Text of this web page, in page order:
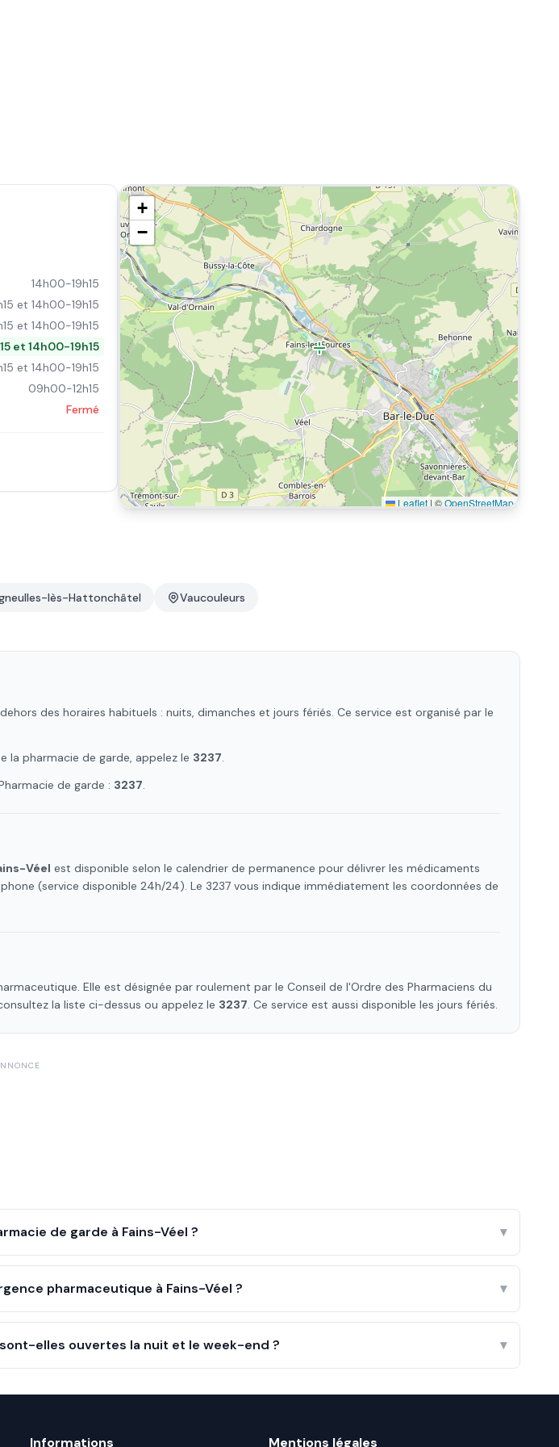
14h00-19h15
et 14h00-19h15
et 14h00-19h15
et 14h00-19h15
et 14h00-19h15
09h00-12h15
Fermé
+
−
Leaflet | ©OpenStreetMap
lès-Hattonchâtel Vaucouleurs
des horaires habituels : nuits, dimanches et jours fériés. Ce service est organisé par le
la pharmacie de garde, appelez le 3237.
de garde : 3237.
Véel est disponible selon le calendrier de permanence pour délivrer les médicaments
(service disponible 24h/24). Le 3237 vous indique immédiatement les coordonnées de
Elle est désignée par roulement par le Conseil de l'Ordre des Pharmaciens du
la liste ci-dessus ou appelez le 3237. Ce service est aussi disponible les jours fériés.
de garde à Fains-Véel ? ▾
pharmaceutique à Fains-Véel ? ▾
elles ouvertes la nuit et le week-end ? ▾
Informations Mentions légales